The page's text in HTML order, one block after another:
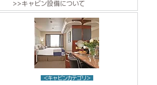
>>キャビン設備について
<キャビンカテゴリ>